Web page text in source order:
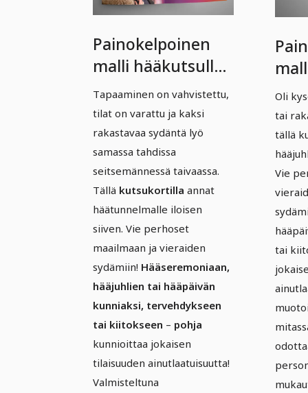
Painokelpoinen
malli hääkutsulle -
versio 01
Tapaaminen on vahvistettu,
tilat on varattu ja kaksi
rakastavaa sydäntä lyö
samassa tahdissa
seitsemännessä taivaassa.
Tällä kutsukortilla annat
häätunnelmalle iloisen
siiven. Vie perhoset
maailmaan ja vieraiden
sydämiin! Hääseremoniaan,
hääjuhlien tai hääpäivän
kunniaksi, tervehdykseen
tai kiitokseen – pohja
kunnioittaa jokaisen
tilaisuuden ainutlaatuisuutta!
Valmisteltuna
Oli
tai
tällä
Vie
tai